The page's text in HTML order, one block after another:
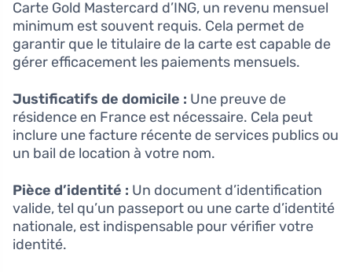
Carte Gold Mastercard d’ING, un revenu mensuel
minimum est souvent requis. Cela permet de
garantir que le titulaire de la carte est capable de
gérer efficacement les paiements mensuels.
Justificatifs de domicile : Une preuve de
résidence en France est nécessaire. Cela peut
inclure une facture récente de services publics ou
un bail de location à votre nom.
Pièce d’identité : Un document d’identification
valide, tel qu’un passeport ou une carte d’identité
nationale, est indispensable pour vérifier votre
identité.